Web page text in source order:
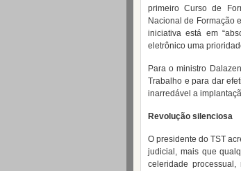
primeiro Curso de
Nacional de Formação
iniciativa está em
eletrônico uma
Para o ministro
Trabalho e para dar
inarredável a
Revolução silenciosa
O presidente do TST
judicial, mais que
celeridade